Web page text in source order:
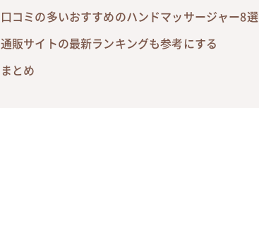
口コミの多いおすすめのハンドマッサージャー8選
通販サイトの最新ランキングも参考にする
まとめ